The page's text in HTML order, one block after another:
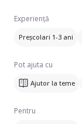
Experiență
Preșcolari 1-3 ani
Pot ajuta cu
Ajutor la teme
Pentru